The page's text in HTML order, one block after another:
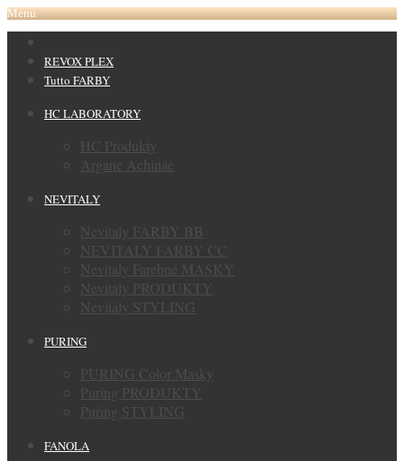
Menu
REVOX PLEX
Tutto FARBY
HC LABORATORY
HC Produkty
Argane Achinae
NEVITALY
Nevitaly FARBY BB
NEVITALY FARBY CC
Nevitaly Farebné MASKY
Nevitaly PRODUKTY
Nevitaly STYLING
PURING
PURING Color Masky
Puring PRODUKTY
Puring STYLING
FANOLA